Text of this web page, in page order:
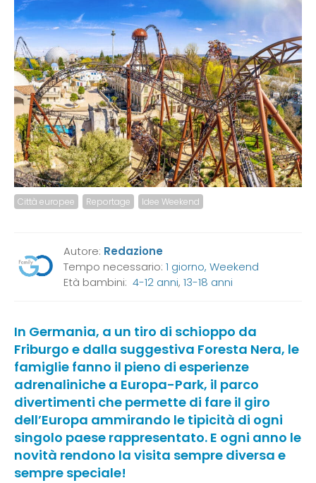
Città europee Reportage Idee Weekend
Autore: Redazione
Tempo necessario: 1 giorno, Weekend
Età bambini: 4-12 anni, 13-18 anni
In Germania, a un tiro di schioppo da
Friburgo e dalla suggestiva Foresta Nera, le
famiglie fanno il pieno di esperienze
adrenaliniche a Europa-Park, il parco
divertimenti che permette di fare il giro
dell’Europa ammirando le tipicità di ogni
singolo paese rappresentato. E ogni anno le
novità rendono la visita sempre diversa e
sempre speciale!